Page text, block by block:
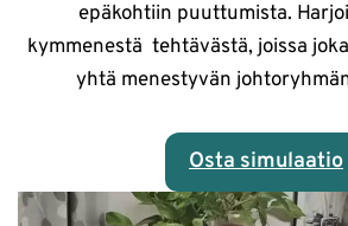
epäkohtiin puuttumista.
kymmenestä tehtävästä, joissa
yhtä menestyvän
Osta simulaatio